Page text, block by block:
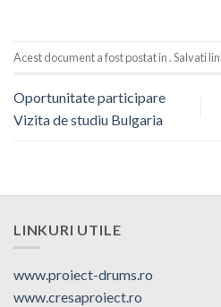
Acest document a fost postat in . Salvati
Oportunitate participare
Vizita de studiu Bulgaria
LINKURI UTILE
www.proiect-drums.ro
www.cresaproiect.ro